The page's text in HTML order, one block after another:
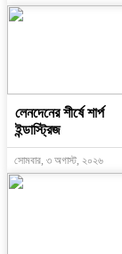
লেনদেনের শীর্ষে শার্প
ইন্ডাস্ট্রিজ
সোমবার, ৩ অগাস্ট, ২০২৬